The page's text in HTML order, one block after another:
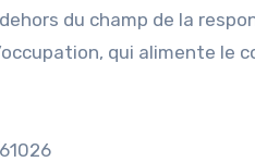
du champ de la
qui alimente le